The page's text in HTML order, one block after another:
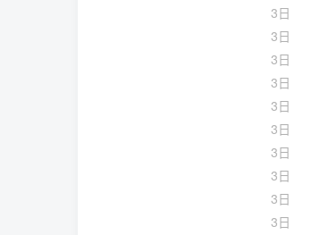
3日
3日
3日
3日
3日
3日
3日
3日
3日
3日